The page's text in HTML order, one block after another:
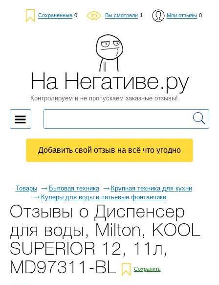
Сохраненные 0 Вы смотрели 1 Мои отзывы 0
Товары Бытовая техника
Крупная техника для кухни
Кулеры для воды и питьевые фонтанчики
Отзывы о Диспенсер
для воды, Milton, KOOL
SUPERIOR 12, 11л,
MD97311-BL
Сохранить
На Негативе.ру
Контролируем и не пропускаем заказные отзывы!
Добавить свой отзыв на всё что угодно